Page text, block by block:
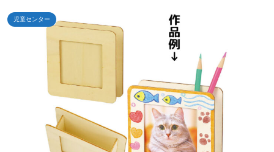
児童センター